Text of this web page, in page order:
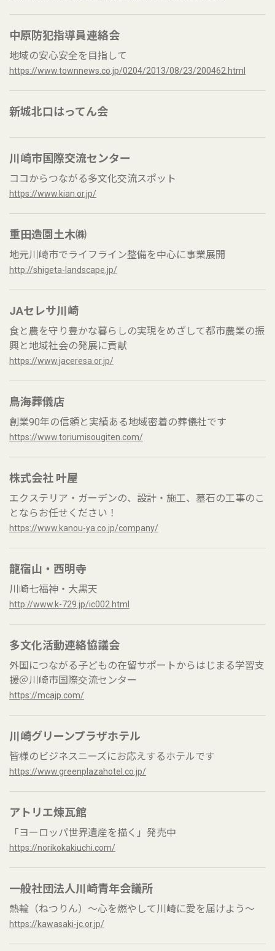
中原防犯指導員連絡会
地域の安心安全を目指して
https://www.townnews.co.jp/0204/2013/08/23/200462.html
新城北口はってん会
川崎市国際交流センター
ココからつながる多文化交流スポット
https://www.kian.or.jp/
重田造園土木㈱
地元川崎市でライフライン整備を中心に事業展開
http://shigeta-landscape.jp/
JAセレサ川崎
食と農を守り豊かな暮らしの実現をめざして都市農業の振
興と地域社会の発展に貢献
https://www.jaceresa.or.jp/
鳥海葬儀店
創業90年の信頼と実績ある地域密着の葬儀社です
https://www.toriumisougiten.com/
株式会社 叶屋
エクステリア・ガーデンの、設計・施工、墓石の工事のこ
とならお任せください！
https://www.kanou-ya.co.jp/company/
龍宿山・西明寺
川崎七福神・大黒天
http://www.k-729.jp/ic002.html
多文化活動連絡協議会
外国につながる子どもの在留サポートからはじまる学習支
援＠川崎市国際交流センター
https://mcajp.com/
川崎グリーンプラザホテル
皆様のビジネスニーズにお応えするホテルです
https://www.greenplazahotel.co.jp/
アトリエ煉瓦館
「ヨーロッパ世界遺産を描く」発売中
https://norikokakiuchi.com/
一般社団法人川崎青年会議所
熱輪（ねつりん）～心を燃やして川崎に愛を届けよう～
https://kawasaki-jc.or.jp/